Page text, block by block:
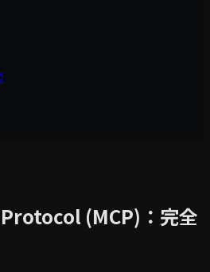
(MCP)：完全